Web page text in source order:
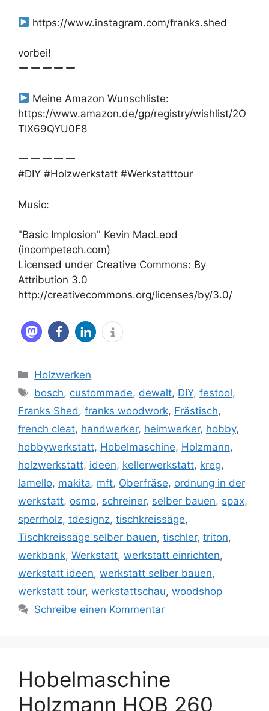
https://www.instagram.com/franks.shed
vorbei!
Meine Amazon Wunschliste:
https://www.amazon.de/gp/registry/wishlist/2O
TIX69QYU0F8
#DIY #Holzwerkstatt #Werkstatttour
Music:
"Basic Implosion" Kevin MacLeod
(incompetech.com)
Licensed under Creative Commons: By
Attribution 3.0
http://creativecommons.org/licenses/by/3.0/
Kategorien
Holzwerken
Schlagwörter
bosch, custommade, dewalt, DIY,festool,
Franks Shed , franks woodwork, Frästisch,
french cleat, handwerker, heimwerker, hobby,
hobbywerkstatt, Hobelmaschine, Holzmann,
holzwerkstatt, ideen, kellerwerkstatt, kreg,
lamello, makita, mft, Oberfräse, ordnung in der
werkstatt, osmo, schreiner, selber bauen, spax,
sperrholz, tdesignz, tischkreissäge,
Tischkreissäge selber bauen, tischler, triton,
werkbank, Werkstatt, werkstatt einrichten,
werkstatt ideen, werkstatt selber bauen,
werkstatt tour, werkstattschau, woodshop
Schreibe einen Kommentar
Hobelmaschine
Holzmann HOB 260